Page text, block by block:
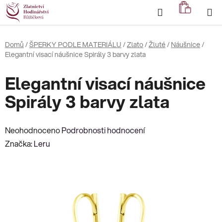
Přejít
na
obsah
Hledat
KOŠÍK
Domů /ŠPERKY PODLE MATERIÁLU /Zlato/Žluté/ Náušnice/
Elegantní visací náušnice Spirály 3 barvy zlata
Elegantní visací náušnice
Spirály 3 barvy zlata
Průměrné
hodnocení
NeohodnocenoPodrobnosti hodnocení
Značka:Leru